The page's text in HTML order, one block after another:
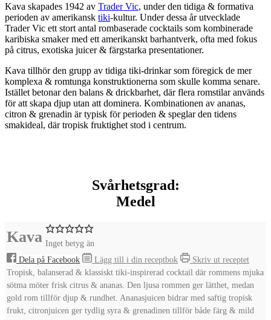
Kava skapades 1942 av Trader Vic, under den tidiga & formativa
perioden av amerikansk tiki-kultur. Under dessa år utvecklade
Trader Vic ett stort antal rombaserade cocktails som kombinerade
karibiska smaker med ett amerikanskt barhantverk, ofta med fokus
på citrus, exotiska juicer & färgstarka presentationer.
Kava tillhör den grupp av tidiga tiki-drinkar som föregick de mer
komplexa & romtunga konstruktionerna som skulle komma senare.
Istället betonar den balans & drickbarhet, där flera romstilar används
för att skapa djup utan att dominera. Kombinationen av ananas,
citron & grenadin är typisk för perioden & speglar den tidens
smakideal, där tropisk fruktighet stod i centrum.
Svårhetsgrad:
Medel
Kava Inget betyg än
Dela på Facebook
Lägg till i din receptbok
Skriv ut receptet
Tropisk, balanserad & klassiskt tiki-inspirerad cocktail där rommens mjuka
sötma möter frisk citrus & ananas. Den ljusa rommen ger lätthet, medan
gold rom tillför djup & rundhet. Ananasjuicen bidrar med saftig tropisk
frukt, citronjuicen ger tydlig syra & grenadinen tillför både färg & mild